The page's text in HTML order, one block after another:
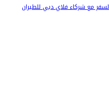
مع شركاء فلاي دبي للطيران